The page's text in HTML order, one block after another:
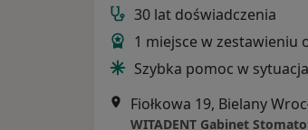
30 lat doświadczenia
1 miejsce w zestawieniu
Szybka pomoc w
Fiołkowa 19, Bielany